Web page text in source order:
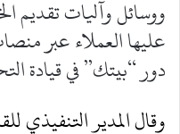
ووسائل وآليات تقديم
عليها العملاء عبر
دور “بيتك” في قيادة
وقال المدير التنفيذي